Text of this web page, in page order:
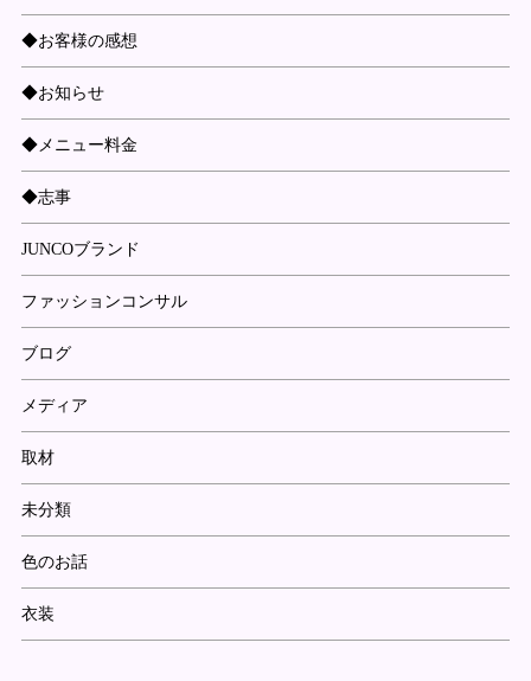
◆お客様の感想
◆お知らせ
◆メニュー料金
◆志事
JUNCOブランド
ファッションコンサル
ブログ
メディア
取材
未分類
色のお話
衣装